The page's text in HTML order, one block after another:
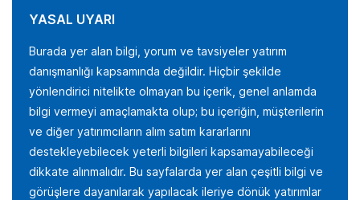
YASAL UYARI
Burada yer alan bilgi, yorum ve tavsiyeler yatırım
danışmanlığı kapsamında değildir. Hiçbir şekilde
yönlendirici nitelikte olmayan bu içerik, genel anlamda
bilgi vermeyi amaçlamakta olup; bu içeriğin, müşterilerin
ve diğer yatırımcıların alım satım kararlarını
destekleyebilecek yeterli bilgileri kapsamayabileceği
dikkate alınmalıdır. Bu sayfalarda yer alan çeşitli bilgi ve
görüşlere dayanılarak yapılacak ileriye dönük yatırımlar